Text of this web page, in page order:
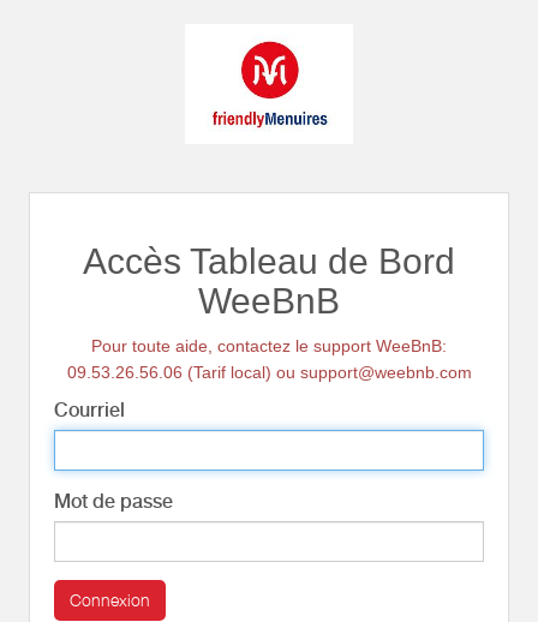
Accès Tableau de Bord
WeeBnB
Pour toute aide, contactez le support WeeBnB:
09.53.26.56.06 (Tarif local) ou support@weebnb.com
Courriel
Mot de passe
Connexion